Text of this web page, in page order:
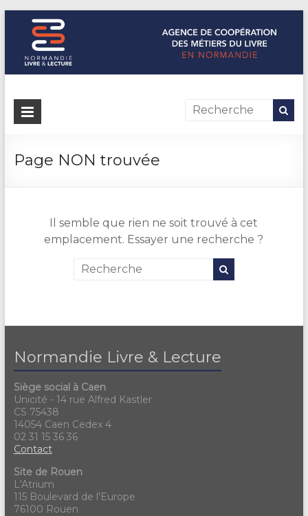
Normandie Livre & Lecture
L'agence de coopération des métiers du livre en Normandie
Page NON trouvée
Il semble que rien ne soit trouvé à cet
emplacement. Essayer une recherche ?
Normandie Livre & Lecture
Siège social à Caen
Unicité - 14 rue Alfred Kastler
CS 75438
14054 Caen Cedex 4
02 31 15 36 36
Contact
Site de Rouen
L'Atrium
115 Boulevard de l'Europe
76100 Rouen